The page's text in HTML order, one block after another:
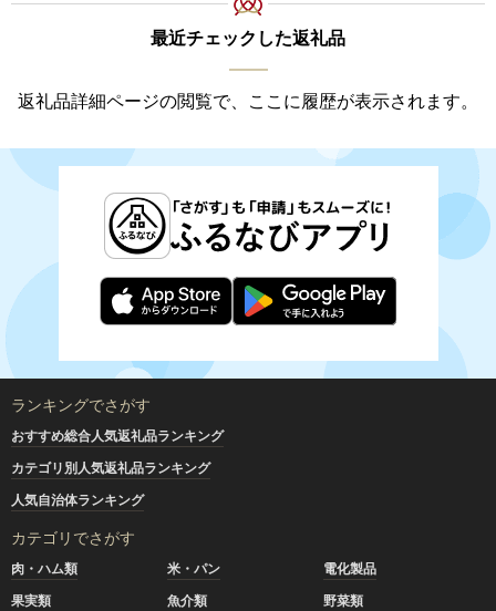
最近チェックした返礼品
返礼品詳細ページの閲覧で、ここに履歴が表示されます。
ランキングでさがす
おすすめ総合人気返礼品ランキング
カテゴリ別人気返礼品ランキング
人気自治体ランキング
カテゴリでさがす
肉・ハム類 米・パン
電化製品
果実類
魚介類
野菜類